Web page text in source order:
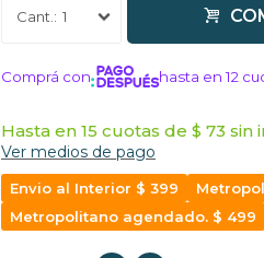
1
Comprá con hasta en 12
¡ME INTERESA!
Hasta en 15 cuotas de $ 73 sin
Ver medios de pago
Envio al Interior $ 399
Metropolitano agendado. $ 499